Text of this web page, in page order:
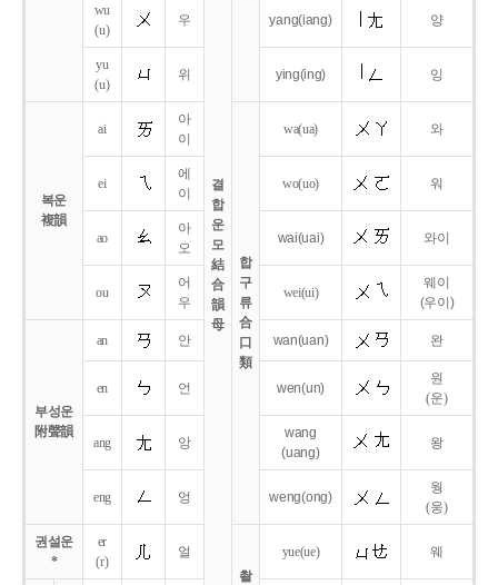
결
합
운
모
結
合
韻
母
wu
(u)
우 yang(iang) 양
yu
(u)
위 ying(ing) 잉
복운
複韻
ai
아
이
합
구
류
合
口
類
wa(ua) 와
ei
에
이
wo(uo) 워
ao
아
오
wai(uai) 와이
ou
어
우
wei(ui)
웨이
(우이)
부성운
附聲韻
an 안 wan(uan) 완
en 언 wen(un)
원
(운)
ang 앙
wang
(uang)
왕
eng 엉 weng(ong)
웡
(웅)
권설운
*
er
(r)
얼
촬
yue(ue) 웨